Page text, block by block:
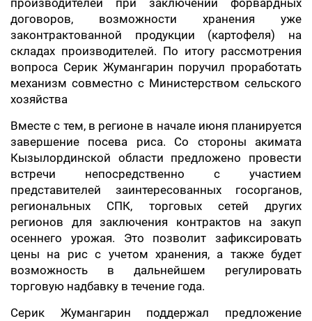
производителей при заключении форвардных
договоров, возможности хранения уже
законтрактованной продукции (картофеля) на
складах производителей. По итогу рассмотрения
вопроса Серик Жумангарин поручил проработать
механизм совместно с Министерством сельского
хозяйства
Вместе с тем, в регионе в начале июня планируется
завершение посева риса. Со стороны акимата
Кызылординской области предложено провести
встречи непосредственно с участием
представителей заинтересованных госорганов,
региональных СПК, торговых сетей других
регионов для заключения контрактов на закуп
осеннего урожая. Это позволит зафиксировать
цены на рис с учетом хранения, а также будет
возможность в дальнейшем регулировать
торговую надбавку в течение года.
Серик Жумангарин поддержал предложение